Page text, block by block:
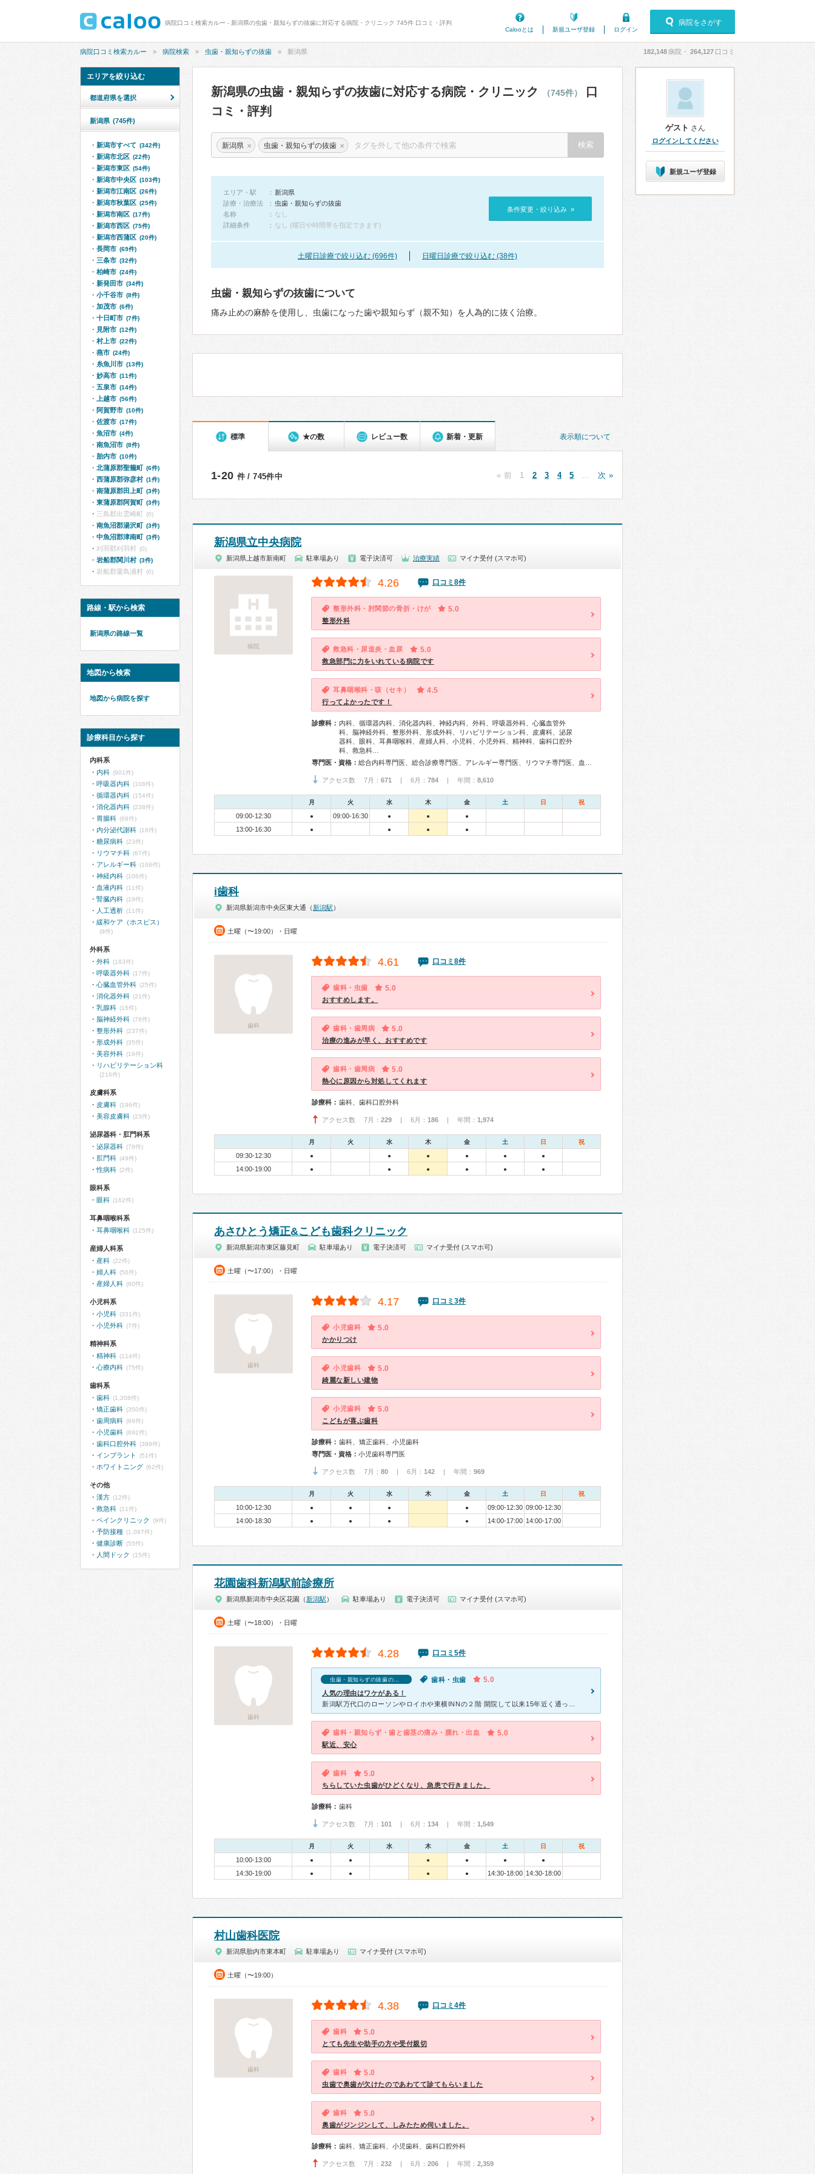
病院口コミ検索カルー - 新潟県の虫歯・親知らずの抜歯に対応する病院・クリニック 745件 口コミ・評判
Calooとは
新規ユーザ登録 ログイン
病院をさがす
病院口コミ検索カルー 病院検索 虫歯・親知らずの抜歯 新潟県 182,148病院・ 264,127 口コミ
新潟県の虫歯・親知らずの抜歯に対応する病院・クリニック （745件）
口
コミ・評判
新潟県 × 虫歯・親知らずの抜歯 ×
エリア・駅
新潟県
診療・治療法
虫歯・親知らずの抜歯
名称
なし
詳細条件
なし (曜日や時間帯を指定できます)
条件変更・絞り込み »
土曜日診療で絞り込む (696件) 日曜日診療で絞り込む (38件)
虫歯・親知らずの抜歯について
痛み止めの麻酔を使用し、虫歯になった歯や親知らず（親不知）を人為的に抜く治療。
表示順について
標準 ★の数 レビュー数 新着・更新
1-20 件 / 745件中 « 前 1 2 3 4 5 次 »
新潟県立中央病院
新潟県上越市新南町 駐車場あり 電子決済可 治療実績 マイナ受付 (スマホ可)
病院
4.26 口コミ8件
整形外科・肘関節の骨折・けが 5.0
整形外科
救急科・尿道炎・血尿 5.0
救急部門に力をいれている病院です
耳鼻咽喉科・咳（セキ） 4.5
行ってよかったです！
診療科： 内科、循環器内科、消化器内科、神経内科、外科、呼吸器外科、心臓血管外
科、脳神経外科、整形外科、形成外科、リハビリテーション科、皮膚科、泌尿
器科、眼科、耳鼻咽喉科、産婦人科、小児科、小児外科、精神科、歯科口腔外
科、救急科…
専門医・資格：
アクセス数 7月： 671 | 6月： 784 | 年間： 8,610
月 火 水 木 金 土 日 祝
09:00-12:30 ● 09:00-16:30 ● ● ●
13:00-16:30 ● ● ● ●
i歯科
新潟県新潟市中央区東大通（ 新潟駅 ）
土曜（〜19:00）・日曜
歯科
4.61 口コミ8件
歯科・虫歯 5.0
おすすめします。
歯科・歯周病 5.0
治療の進みが早く、おすすめです
歯科・歯周病 5.0
熱心に原因から対処してくれます
診療科： 歯科、歯科口腔外科
アクセス数 7月： 229 | 6月： 186 | 年間： 1,974
月 火 水 木 金 土 日 祝
09:30-12:30 ● ● ● ● ● ●
14:00-19:00 ● ● ● ● ● ●
あさひとう矯正&こども歯科クリニック
新潟県新潟市東区藤見町 駐車場あり 電子決済可 マイナ受付 (スマホ可)
土曜（〜17:00）・日曜
歯科
4.17 口コミ3件
小児歯科 5.0
かかりつけ
小児歯科 5.0
綺麗な新しい建物
小児歯科 5.0
こどもが喜ぶ歯科
診療科： 歯科、矯正歯科、小児歯科
専門医・資格： 小児歯科専門医
アクセス数 7月： 80 | 6月： 142 | 年間： 969
月 火 水 木 金 土 日 祝
10:00-12:30 ● ● ● ● 09:00-12:30 09:00-12:30
14:00-18:30
● ● ● ● 14:00-17:00 14:00-17:00
花園歯科新潟駅前診療所
新潟県新潟市中央区花園（ 新潟駅 ） 駐車場あり 電子決済可 マイナ受付 (スマホ可)
土曜（〜18:00）・日曜
歯科
4.28 口コミ5件
虫歯・親知らずの抜歯の口コミ 歯科・虫歯 5.0
人気の理由はワケがある！
歯科・親知らず・歯と歯茎の痛み・腫れ・出血 5.0
駅近、安心
歯科 5.0
ちらしていた虫歯がひどくなり、急患で行きました。
診療科： 歯科
アクセス数 7月： 101 | 6月： 134 | 年間： 1,549
月 火 水 木 金 土 日 祝
10:00-13:00 ● ● ● ● ● ●
14:30-19:00 ● ● ● ● 14:30-18:00 14:30-18:00
村山歯科医院
新潟県胎内市東本町 駐車場あり マイナ受付 (スマホ可)
土曜（〜19:00）
歯科
4.38 口コミ4件
歯科 5.0
とても先生や助手の方や受付親切
歯科 5.0
虫歯で奥歯が欠けたのであわてて診てもらいました
歯科 5.0
奥歯がジンジンして、しみたため伺いました。
診療科： 歯科、矯正歯科、小児歯科、歯科口腔外科
アクセス数 7月： 232 | 6月： 206 | 年間： 2,359
エリアを絞り込む
都道府県を選択
新潟県 (745件)
新潟市すべて (342件)
新潟市北区 (22件)
新潟市東区 (54件)
新潟市中央区 (103件)
新潟市江南区 (26件)
新潟市秋葉区 (25件)
新潟市南区 (17件)
新潟市西区 (75件)
新潟市西蒲区 (20件)
長岡市 (69件)
三条市 (32件)
柏崎市 (24件)
新発田市 (34件)
小千谷市 (8件)
加茂市 (6件)
十日町市 (7件)
見附市 (12件)
村上市 (22件)
燕市 (24件)
糸魚川市 (13件)
妙高市 (11件)
五泉市 (14件)
上越市 (56件)
阿賀野市 (10件)
佐渡市 (17件)
魚沼市 (4件)
南魚沼市 (8件)
胎内市 (10件)
北蒲原郡聖籠町 (6件)
西蒲原郡弥彦村 (1件)
南蒲原郡田上町 (3件)
東蒲原郡阿賀町 (3件)
三島郡出雲崎町 (0)
南魚沼郡湯沢町 (3件)
中魚沼郡津南町 (3件)
刈羽郡刈羽村 (0)
岩船郡関川村 (3件)
岩船郡粟島浦村 (0)
路線・駅から検索
新潟県の路線一覧
地図から検索
地図から病院を探す
診療科目から探す
内科系
内科 (901件)
呼吸器内科 (108件)
循環器内科 (154件)
消化器内科 (238件)
胃腸科 (68件)
内分泌代謝科 (18件)
糖尿病科 (23件)
リウマチ科 (67件)
アレルギー科 (168件)
神経内科 (106件)
血液内科 (11件)
腎臓内科 (19件)
人工透析 (11件)
緩和ケア（ホスピス）
(9件)
外科系
外科 (183件)
呼吸器外科 (17件)
心臓血管外科 (25件)
消化器外科 (21件)
乳腺科 (15件)
脳神経外科 (78件)
整形外科 (237件)
形成外科 (35件)
美容外科 (16件)
リハビリテーション科
(216件)
皮膚科系
皮膚科 (196件)
美容皮膚科 (23件)
泌尿器科・肛門科系
泌尿器科 (78件)
肛門科 (49件)
性病科 (2件)
眼科系
眼科 (162件)
耳鼻咽喉科系
耳鼻咽喉科 (125件)
産婦人科系
産科 (22件)
婦人科 (56件)
産婦人科 (60件)
小児科系
小児科 (331件)
小児外科 (7件)
精神科系
精神科 (114件)
心療内科 (75件)
歯科系
歯科 (1,208件)
矯正歯科 (350件)
歯周病科 (69件)
小児歯科 (692件)
歯科口腔外科 (399件)
インプラント (51件)
ホワイトニング (62件)
その他
漢方 (12件)
救急科 (11件)
ペインクリニック (9件)
予防接種 (1,097件)
健康診断 (55件)
人間ドック (15件)
ゲスト さん
ログインしてください
新規ユーザ登録